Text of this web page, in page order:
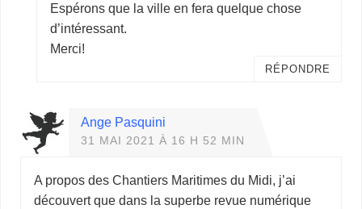
Espérons que la ville en fera quelque chose
d’intéressant.
Merci!
RÉPONDRE
Ange Pasquini
31 MAI 2021 À 16 H 52 MIN
A propos des Chantiers Maritimes du Midi, j’ai
découvert que dans la superbe revue numérique